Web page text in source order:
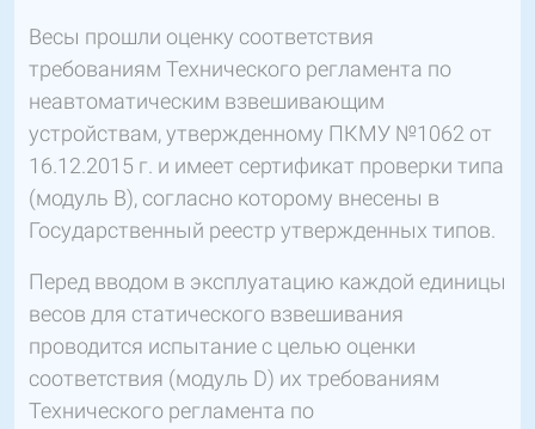
Весы прошли оценку соответствия
требованиям Технического регламента по
неавтоматическим взвешивающим
устройствам, утвержденному ПКМУ №1062 от
16.12.2015 г. и имеет сертификат проверки типа
(модуль В), согласно которому внесены в
Государственный реестр утвержденных типов.
Перед вводом в эксплуатацию каждой единицы
весов для статического взвешивания
проводится испытание с целью оценки
соответствия (модуль D) их требованиям
Технического регламента по